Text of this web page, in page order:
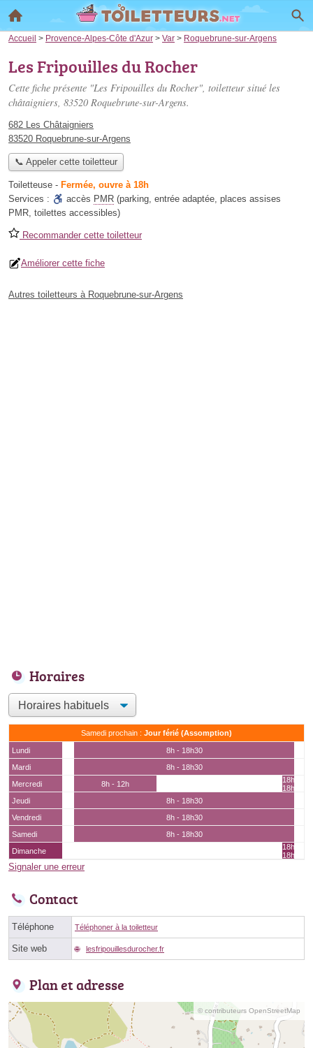
Accueil > Provence-Alpes-Côte d'Azur > Var > Roquebrune-sur-Argens
Les Fripouilles du Rocher
Cette fiche présente "Les Fripouilles du Rocher", toiletteur situé les
châtaigniers, 83520 Roquebrune-sur-Argens.
682 Les Châtaigniers
83520 Roquebrune-sur-Argens
📞 Appeler cette toiletteur
Toiletteuse - Fermée, ouvre à 18h
Services :
accès PMR (parking, entrée adaptée, places assises
PMR, toilettes accessibles)
Recommander cette toiletteur
Améliorer cette fiche
Autres toiletteurs à Roquebrune-sur-Argens
Horaires
Samedi prochain : Jour férié (Assomption)
Lundi
8h - 18h30
Mardi
8h - 18h30
Mercredi
8h - 12h
18h -
18h30
Jeudi
8h - 18h30
Vendredi
8h - 18h30
Samedi
8h - 18h30
Dimanche
18h -
18h30
Signaler une erreur
Contact
Téléphone Téléphoner à la toiletteur
Site web lesfripouillesdurocher.fr
Plan et adresse
© contributeurs OpenStreetMap